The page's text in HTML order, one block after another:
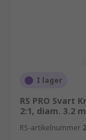
I lager
RS PRO Svart
2:1, diam. 3.2
RS-artikelnummer